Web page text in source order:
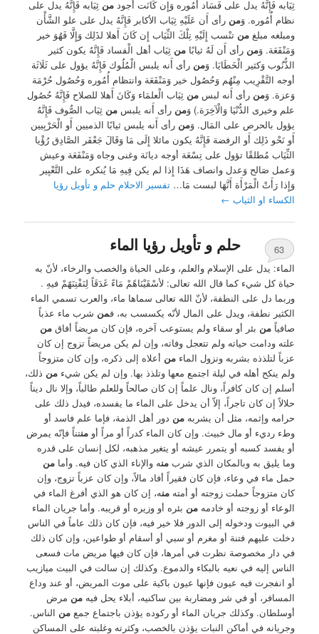
ثِيَابه فَإِنَّهُ يدل على فَسَاد أُمُوره وَإِن كَانَت أَجودمن ثِيَابه فَإِنَّهُ يدل على
نظام أُمُوره. وَمن رأى أَن عَلَيْهِ ثِيَاب الأكابر فَإِنَّهُ يدل على علو الشَّأْن
ومبلغه مبلغمن تنْسب إِلَيْهِ تِلْكَ الثِّيَاب إِن كَانَ أَهلا لذَلِك وَإِلَّا فَهُوَ خير
وَمَنْفَعَة. وَمن رأى أَن لَهُ ثيابًامن ثِيَاب أهل الْفساد فَإِنَّهُ يكون كثير
الذُّنُوب وَكثير الْخَطَايَا. وَمن رأى أَنه يلبس الْمُلُوك فَإِنَّهُ يؤول على ثَلَاثَة
أوجه التَّقْرِيب مِنْهُم وَحُصُول خير وَمَنْفَعَة وانتظام أُمُوره وَحُصُول حُرْمَة
وَعزة. وَمن رأى أَنه لبسمن ثِيَاب الْعلمَاء وَكَانَ أَهلا للصلاح فَإِنَّهُ حُصُول
علم وخيرى الدُّنْيَا وَالْآخِرَة.) وَمن رأى أَنه يلبسمن ثِيَاب الصُّوف فَإِنَّهُ
يؤول بالحرص على المَال. وَمن رأى أَنه يلبس ثيابًا الذميين أَو الْحَرْبِيين
أَو نَحْو ذَلِك أَو الرفضة فَإِنَّهُ يكون مائلا إِلَى مَا وَقَالَ جَعْفَر الصَّادِق رُؤْيا
الثِّيَاب مُطلقًا تؤول على تِسْعَة أوجه ديانَة وغنى وجاه وَمَنْفَعَة وعيش
وَعمل صَالح وَعدل وانصاف هَذَا إِذا لم يكن فِيهِ مَا يُنكره على التَّعْبِير
وَإِذا رَأَتْ الْمَرْأَة أَنَّهَا لبست مَا…تفسير الاحلام حلم و تأويل رؤيا
الكساء او الثياب ←
حلم و تأويل رؤيا الماء
63
الماء: يدل على الإسلام والعلم، وعلى الحياة والخصب والرخاء، لأنّ به
حياة كل شيء كما قال الله تعالى: لأسْقَيْنَاهًمْ مَاءً غَدَقَاً لِنَفْتِنَهًمْ فيهِ .
وربما دل على النطفة، لأنّ الله تعالى سماها ماء، والعرب تسمي الماء
الكثير نطفة، ويدل على المال لأنّه يكسسب به، فمن شرب ماء عذباً
صافياًمن بئر أو سقاء ولم يستوعب آخره، فإن كان مريضاً أفاقمن
علته ودامت حياته ولم تتعجل وفاته، وإن لم يكن مريضاً تزوج إن كان
عزباً لتلذذه بشربه ونزول الماءمن أعلاه إلى ذكره، وإن كان متزوجاً
ولم ينكح أهله في ليلة اجتمع معها وتلذذ بها. وإن لم يكن شيءمن ذلك،
أسلم إن كان كافراً، ونال علماً إن كان صالحاً وللعلم طالباً، وإلا نال ديناً
حلالاً إن كان تاجراً، إلاّ أن يدخل على الماء ما يفسده، فيدل ذلك على
حرامه وإثمه، مثل أن يشربهمن دور أهل الذمة، فإما علم فاسد أو
وطء رديء أو مال خبيث. وإن كان الماء كدراً أو مراً أومنتناً فإنّه يمرض
أو يفسد كسبه أو يتمرر عيشه أو يتغير مذهبه، لكل إنسان على قدره
وما يليق به وبالمكان الذي شربمنه والإناء الذي كان فيه. وأمامن
حمل ماء في وعاء، فإن كان فقيراً أفاد مالاً، وإن كان عزباً تزوج، وإن
كان متزوجاً حملت زوجته أو أمتهمنه، إن كان هو الذي أفرغ الماء في
الوعاء أو زوجته أو خادمهمن بئره أو وزيره أو قريبه. وأما جريان الماء
في البيوت ودخوله إلى الدور فلا خير فيه، فإن كان ذلك عاماً في الناس
دخلت عليهم فتنة أو مغرم أو سبي أو أسقام أو طواعين، وإن كان ذلك
في دار مخصوصة نظرت في أمرها، فإن كان فيها مريض مات فسعى
الناس إليه في نعيه بالبكاء والدموع. وكذلك إن سالت في البيت ميازيب
أو انفجرت فيه عيون فإنها عيون باكية على موت المريض، أو عند وداع
المسافر، أو في شر ومضاربة بين ساكنيه، أبلاء يحل فيهمن مرض
أوسلطان. وكذلك جريان الماء أو ركوده يؤذن باجتماع جمعمن الناس.
وجريانه في أماكن النبات يؤذن بالخصب، وكثرته وغلبته على المساكن